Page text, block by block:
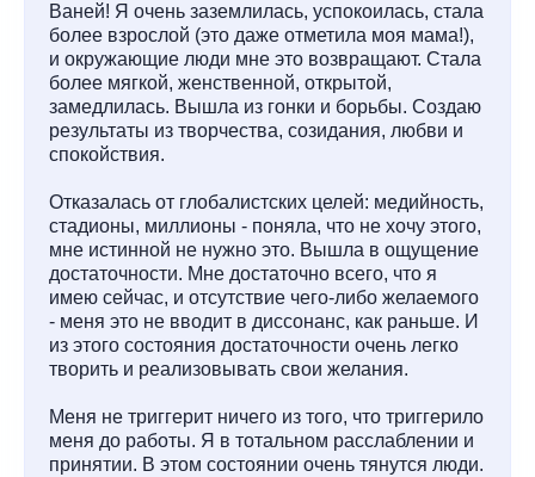
Ваней! Я очень заземлилась, успокоилась, стала
более взрослой (это даже отметила моя мама!),
и окружающие люди мне это возвращают. Стала
более мягкой, женственной, открытой,
замедлилась. Вышла из гонки и борьбы. Создаю
результаты из творчества, созидания, любви и
спокойствия.
Отказалась от глобалистских целей: медийность,
стадионы, миллионы - поняла, что не хочу этого,
мне истинной не нужно это. Вышла в ощущение
достаточности. Мне достаточно всего, что я
имею сейчас, и отсутствие чего-либо желаемого
- меня это не вводит в диссонанс, как раньше. И
из этого состояния достаточности очень легко
творить и реализовывать свои желания.
Меня не триггерит ничего из того, что триггерило
меня до работы. Я в тотальном расслаблении и
принятии. В этом состоянии очень тянутся люди.